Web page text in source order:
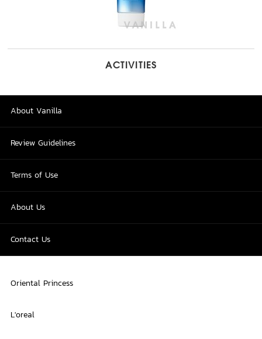
ACTIVITIES
About Vanilla
Review Guidelines
Terms of Use
About Us
Contact Us
Oriental Princess
L'oreal